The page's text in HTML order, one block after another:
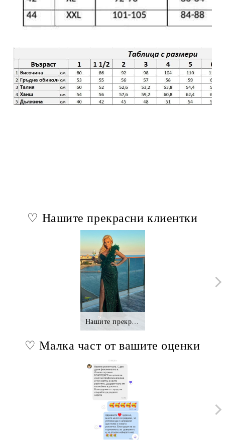
♡ Нашите прекрасни клиентки
♡ Малка част от вашите оценки